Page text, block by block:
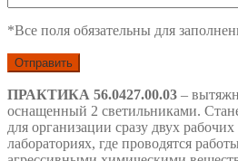
*Все поля обязательны для
ПРАКТИКА 56.0427.00.03 –
оснащенный 2 светильниками.
для организации сразу двух
лабораториях, где проводятся